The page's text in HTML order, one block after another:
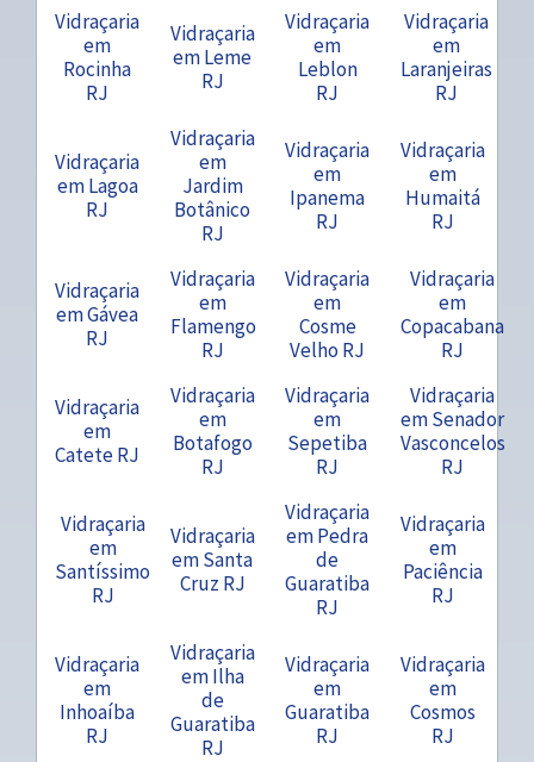
Vidraçaria
em
Rocinha
RJ
Vidraçaria
em Leme
RJ
Vidraçaria
em
Leblon
RJ
Vidraçaria
em
Laranjeiras
RJ
Vidraçaria
em Lagoa
RJ
Vidraçaria
em
Jardim
Botânico
RJ
Vidraçaria
em
Ipanema
RJ
Vidraçaria
em
Humaitá
RJ
Vidraçaria
em Gávea
RJ
Vidraçaria
em
Flamengo
RJ
Vidraçaria
em
Cosme
Velho RJ
Vidraçaria
em
Copacabana
RJ
Vidraçaria
em
Catete RJ
Vidraçaria
em
Botafogo
RJ
Vidraçaria
em
Sepetiba
RJ
Vidraçaria
em Senador
Vasconcelos
RJ
Vidraçaria
em
Santíssimo
RJ
Vidraçaria
em Santa
Cruz RJ
Vidraçaria
em Pedra
de
Guaratiba
RJ
Vidraçaria
em
Paciência
RJ
Vidraçaria
em
Inhoaíba
RJ
Vidraçaria
em Ilha
de
Guaratiba
RJ
Vidraçaria
em
Guaratiba
RJ
Vidraçaria
em
Cosmos
RJ